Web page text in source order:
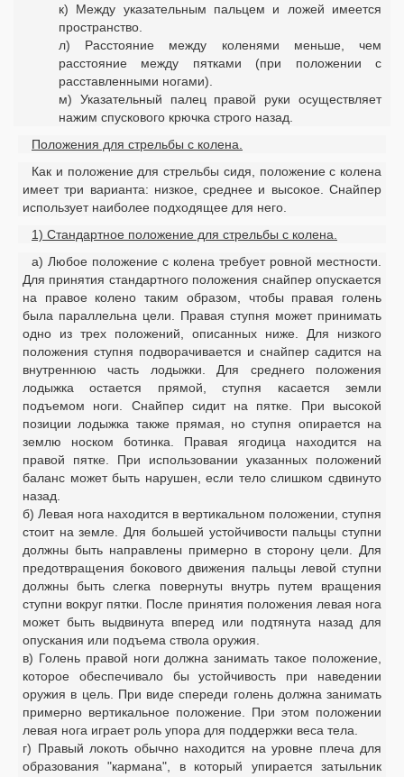
к) Между указательным пальцем и ложей имеется
пространство.
л) Расстояние между коленями меньше, чем
расстояние между пятками (при положении с
расставленными ногами).
м) Указательный палец правой руки осуществляет
нажим спускового крючка строго назад.
Положения для стрельбы с колена.
Как и положение для стрельбы сидя, положение с колена
имеет три варианта: низкое, среднее и высокое. Снайпер
использует наиболее подходящее для него.
1) Стандартное положение для стрельбы с колена.
а) Любое положение с колена требует ровной местности.
Для принятия стандартного положения снайпер опускается
на правое колено таким образом, чтобы правая голень
была параллельна цели. Правая ступня может принимать
одно из трех положений, описанных ниже. Для низкого
положения ступня подворачивается и снайпер садится на
внутреннюю часть лодыжки. Для среднего положения
лодыжка остается прямой, ступня касается земли
подъемом ноги. Снайпер сидит на пятке. При высокой
позиции лодыжка также прямая, но ступня опирается на
землю носком ботинка. Правая ягодица находится на
правой пятке. При использовании указанных положений
баланс может быть нарушен, если тело слишком сдвинуто
назад.
б) Левая нога находится в вертикальном положении, ступня
стоит на земле. Для большей устойчивости пальцы ступни
должны быть направлены примерно в сторону цели. Для
предотвращения бокового движения пальцы левой ступни
должны быть слегка повернуты внутрь путем вращения
ступни вокруг пятки. После принятия положения левая нога
может быть выдвинута вперед или подтянута назад для
опускания или подъема ствола оружия.
в) Голень правой ноги должна занимать такое положение,
которое обеспечивало бы устойчивость при наведении
оружия в цель. При виде спереди голень должна занимать
примерно вертикальное положение. При этом положении
левая нога играет роль упора для поддержки веса тела.
г) Правый локоть обычно находится на уровне плеча для
образования "кармана", в который упирается затыльник